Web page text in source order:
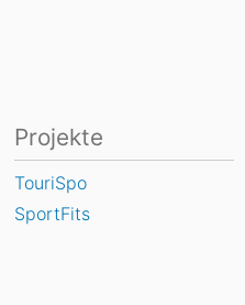
Projekte
TouriSpo
SportFits